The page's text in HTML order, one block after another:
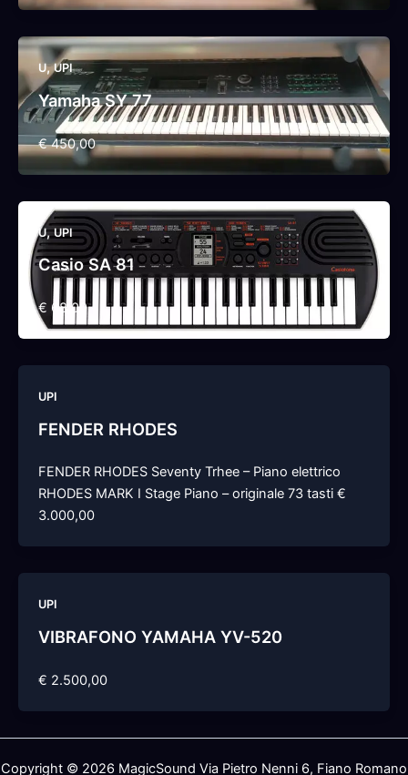
U,UPI
Yamaha SY 77
€ 450,00
U,UPI
Casio SA 81
€ 68,00
UPI
FENDER RHODES
FENDER RHODES Seventy Trhee – Piano elettrico
RHODES MARK I Stage Piano – originale 73 tasti €
3.000,00
UPI
VIBRAFONO YAMAHA YV-520
€ 2.500,00
Copyright © 2026 MagicSound Via Pietro Nenni 6, Fiano Romano